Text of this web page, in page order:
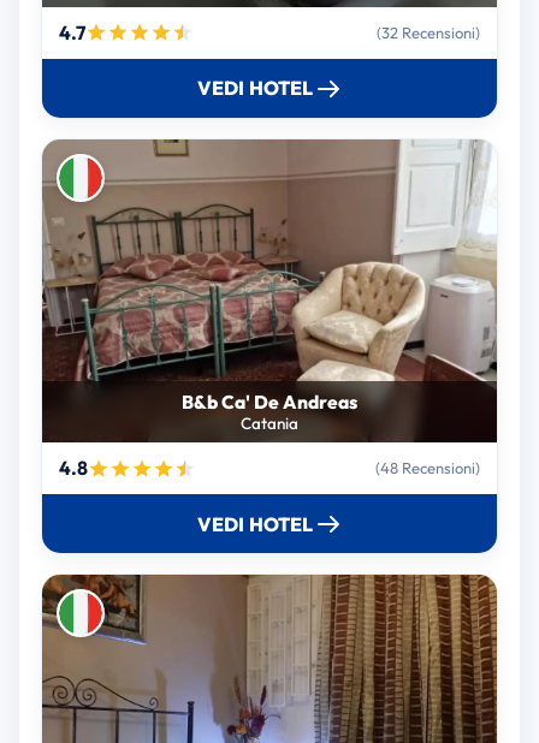
4.7 (32 Recensioni)
VEDI HOTEL
B&b Ca' De Andreas
Catania
4.8 (48 Recensioni)
VEDI HOTEL